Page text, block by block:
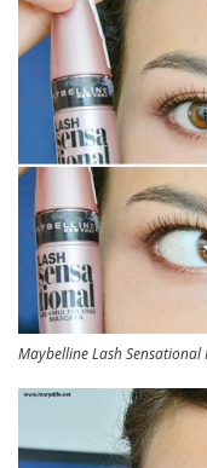
Maybelline Lash